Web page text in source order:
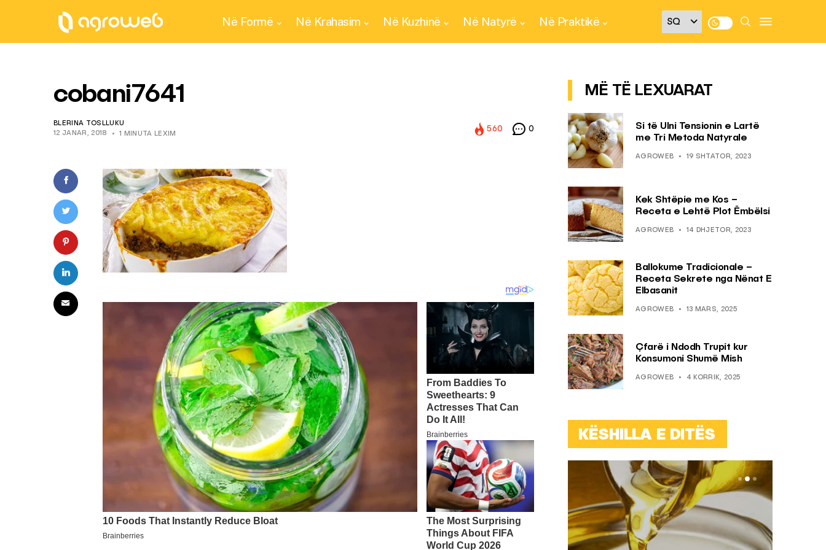
Në Formë Në Krahasim Në Kuzhinë Në Natyrë Në Praktikë
cobani7641
BLERINA TOSLLUKU
12 JANAR, 2018
1 MINUTA LEXIM
560 0
MË TË LEXUARAT
Si të Ulni Tensionin e Lartë
me Tri Metoda Natyrale
AGROWEB 19 SHTATOR, 2023
Kek Shtëpie me Kos –
Receta e Lehtë Plot Ëmbëlsi
AGROWEB 14 DHJETOR, 2023
Ballokume Tradicionale –
Receta Sekrete nga Nënat E
Elbasanit
AGROWEB 13 MARS, 2025
Çfarë i Ndodh Trupit kur
Konsumoni Shumë Mish
AGROWEB 4 KORRIK, 2025
KËSHILLA E DITËS